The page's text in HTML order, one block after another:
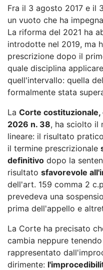
Fra il 3 agosto 2017 e il
un vuoto che ha
La riforma del 2021 ha
introdotte nel 2019, ma
prescrizione dopo il
quale disciplina
quell'intervallo: quella
formalmente stata
La Corte costituzionale,
2026 n. 38, ha sciolto il
lineare: il risultato
il termine prescrizionale
definitivo dopo la
risultato sfavorevole
dell'art. 159 comma 2
prevedeva una
prima dell'appello e
La Corte ha precisato
cambia neppure
rappresentato
dirimente: